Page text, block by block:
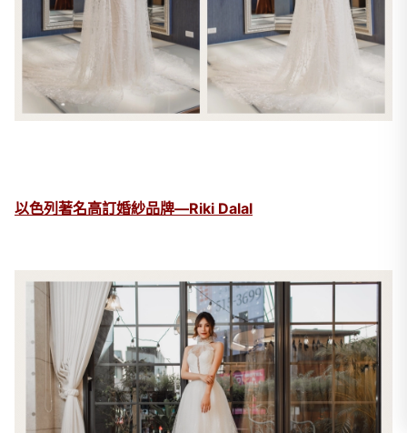
以色列著名高訂婚紗品牌—Riki Dalal